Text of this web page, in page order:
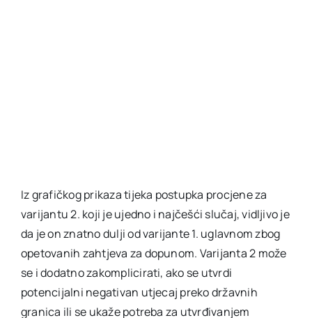
Iz grafičkog prikaza tijeka postupka procjene za
varijantu 2. koji je ujedno i najčešći slučaj, vidljivo je
da je on znatno dulji od varijante 1. uglavnom zbog
opetovanih zahtjeva za dopunom. Varijanta 2 može
se i dodatno zakomplicirati, ako se utvrdi
potencijalni negativan utjecaj preko državnih
granica ili se ukaže potreba za utvrđivanjem